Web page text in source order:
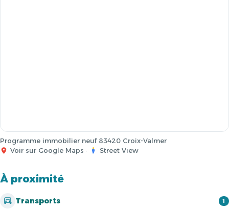
Programme immobilier neuf 83420 Croix-Valmer
Voir sur Google Maps · Street View
À proximité
Transports 1